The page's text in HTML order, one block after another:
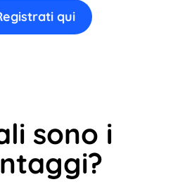
qui
sono i